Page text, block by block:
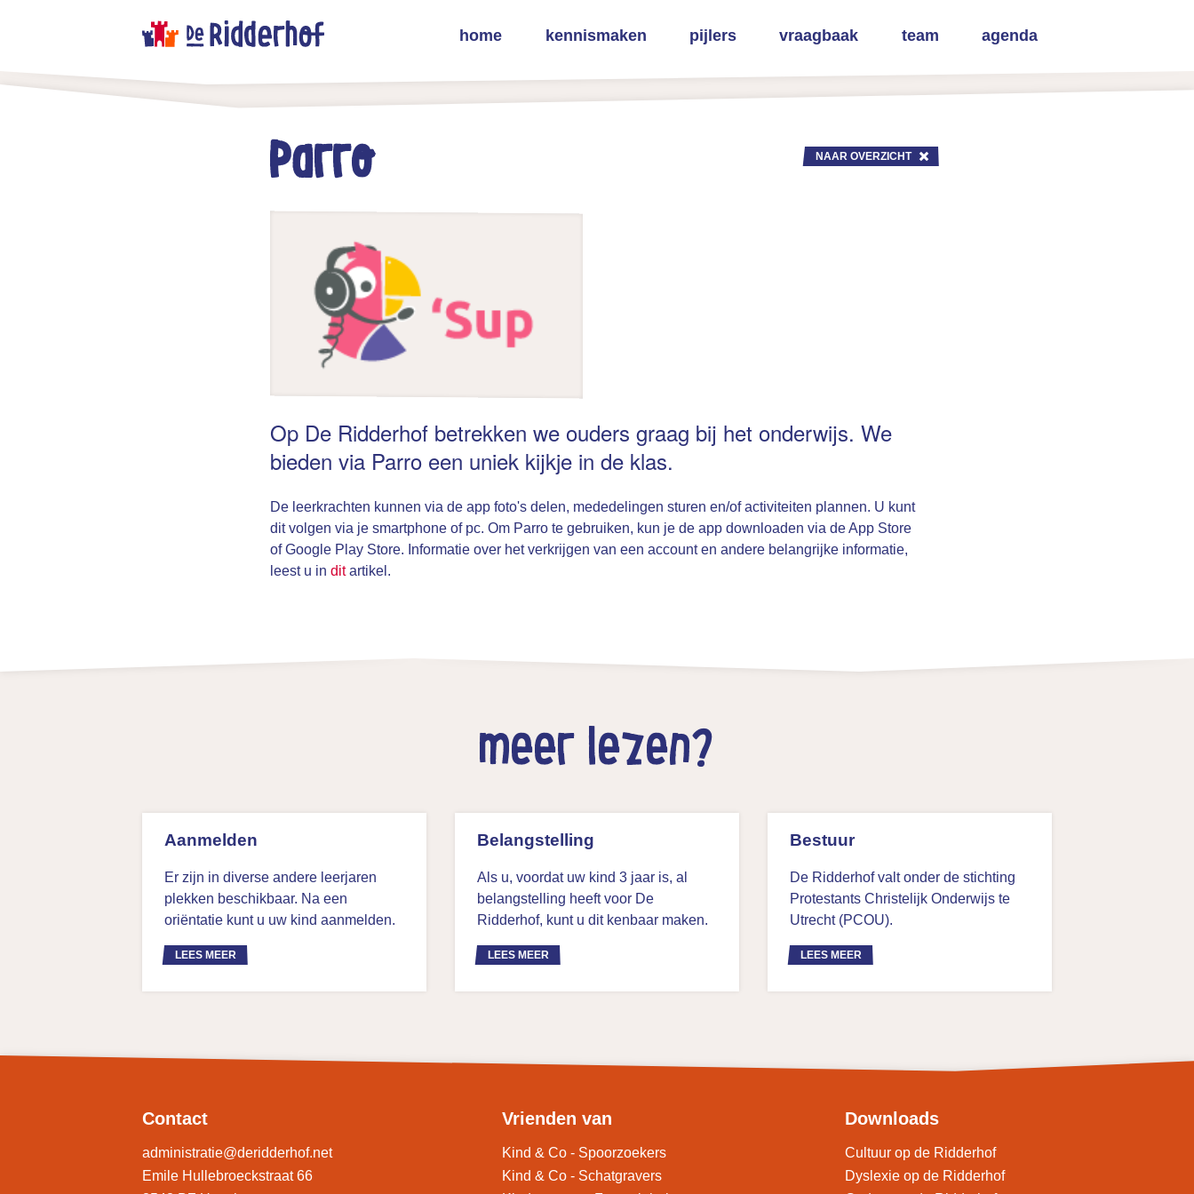
home kennismaken pijlers vraagbaak team agenda
NAAR OVERZICHT
Parro
Op De Ridderhof betrekken we ouders graag bij het onderwijs. We
bieden via Parro een uniek kijkje in de klas.
De leerkrachten kunnen via de app foto's delen, mededelingen sturen en/of activiteiten plannen. U kunt
dit volgen via je smartphone of pc. Om Parro te gebruiken, kun je de app downloaden via de App Store
of Google Play Store. Informatie over het verkrijgen van een account en andere belangrijke informatie,
leest u in ditartikel.
meer lezen?
Aanmelden
Er zijn in diverse andere leerjaren
plekken beschikbaar. Na een
oriëntatie kunt u uw kind aanmelden.
LEES MEER
Belangstelling
Als u, voordat uw kind 3 jaar is, al
belangstelling heeft voor De
Ridderhof, kunt u dit kenbaar maken.
LEES MEER
Bestuur
De Ridderhof valt onder de stichting
Protestants Christelijk Onderwijs te
Utrecht (PCOU).
LEES MEER
Contact
administratie@deridderhof.net
Emile Hullebroeckstraat 66
Vrienden van
Kind & Co - Spoorzoekers
Kind & Co - Schatgravers
Downloads
Cultuur op de Ridderhof
Dyslexie op de Ridderhof